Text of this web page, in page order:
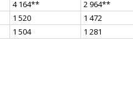
4 164** 2 964**
1 520 1 472
1 504 1 281